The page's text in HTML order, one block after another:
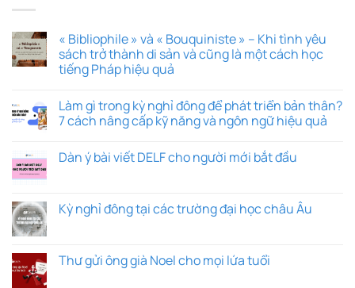
« Bibliophile » và « Bouquiniste » – Khi tình yêu
sách trở thành di sản và cũng là một cách học
tiếng Pháp hiệu quả
Làm gì trong kỳ nghỉ đông để phát triển bản thân?
7 cách nâng cấp kỹ năng và ngôn ngữ hiệu quả
Dàn ý bài viết DELF cho người mới bắt đầu
Kỳ nghỉ đông tại các trường đại học châu Âu
Thư gửi ông già Noel cho mọi lứa tuổi